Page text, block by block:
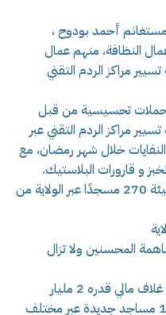
مستغانم أحمد بودوح ،
عمال النظافة، منهم عمال
مراكز الردم التقني
حملات تحسيسية من قبل
مراكز الردم التقني عبر
خلال شهر رمضان، مع
و قارورات البلاستيك.
أما بخصوص تهيئة المساجد، تم تهيئة 270 مسجدًا عبر الولاية من
بمساهمة المحسنين ولا تزال
كما أعلن السيد الوالي عن تخصيص غلاف مالي قدره 2 مليار
سنتيم من ميزانية الولاية لتفريش 10 مساجد جديدة عبر مختلف